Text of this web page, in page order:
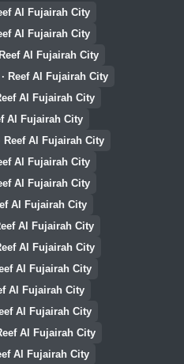
Al Fujairah City
Al Fujairah City
Al Fujairah City
Reef Al Fujairah City
Al Fujairah City
Al Fujairah City
Reef Al Fujairah City
Al Fujairah City
Al Fujairah City
Al Fujairah City
Al Fujairah City
Al Fujairah City
Al Fujairah City
Al Fujairah City
Al Fujairah City
Al Fujairah City
Al Fujairah City